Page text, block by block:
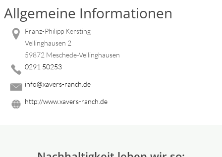
Allgemeine Informationen
Franz-Philipp Kersting
Vellinghausen 2
59872 Meschede-Vellinghausen
0291 50253
info@xavers-ranch.de
http://www.xavers-ranch.de